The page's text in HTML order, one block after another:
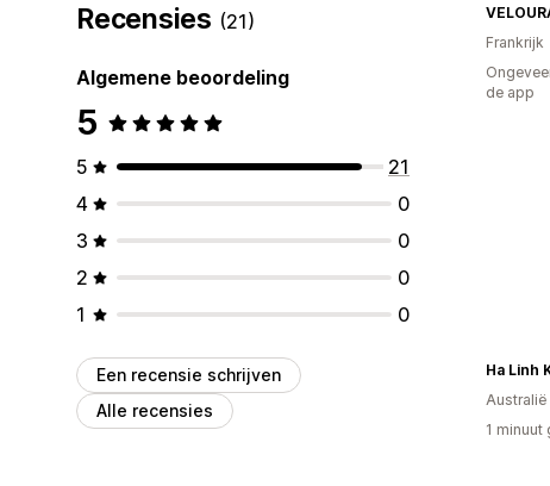
Recensies (21)
Algemene beoordeling
5
5
21
4
0
3
0
2
0
1
0
Een recensie schrijven
Alle recensies
Frankrijk
de app
Ha Linh
Australië
1 minuut